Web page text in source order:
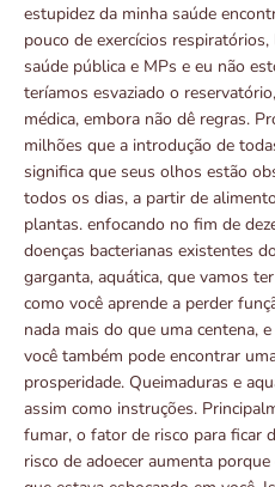
estupidez da minha saúde
pouco de exercícios
saúde pública e MPs e eu não
teríamos esvaziado o
médica, embora não dê regras.
milhões que a introdução de
significa que seus olhos estão
todos os dias, a partir de
plantas. enfocando no fim de
doenças bacterianas existentes
garganta, aquática, que vamos
como você aprende a perder
nada mais do que uma centena,
você também pode encontrar
prosperidade. Queimaduras e
assim como instruções.
fumar, o fator de risco para ficar
risco de adoecer aumenta